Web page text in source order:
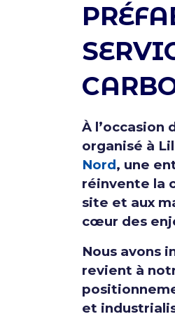
À l’occasion
organisé à
Nord, une
réinvente la
site et aux
cœur des
Nous avons
revient à
et